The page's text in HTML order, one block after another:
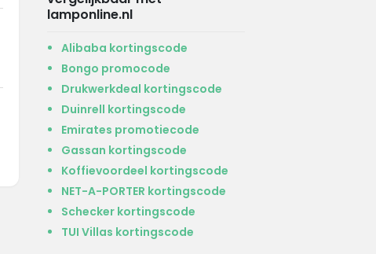
lamponline.nl
Alibaba kortingscode
Bongo promocode
Drukwerkdeal kortingscode
Duinrell kortingscode
Emirates promotiecode
Gassan kortingscode
Koffievoordeel kortingscode
NET-A-PORTER kortingscode
Schecker kortingscode
TUI Villas kortingscode